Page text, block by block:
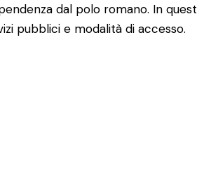
dal polo romano. In
pubblici e modalità di accesso.